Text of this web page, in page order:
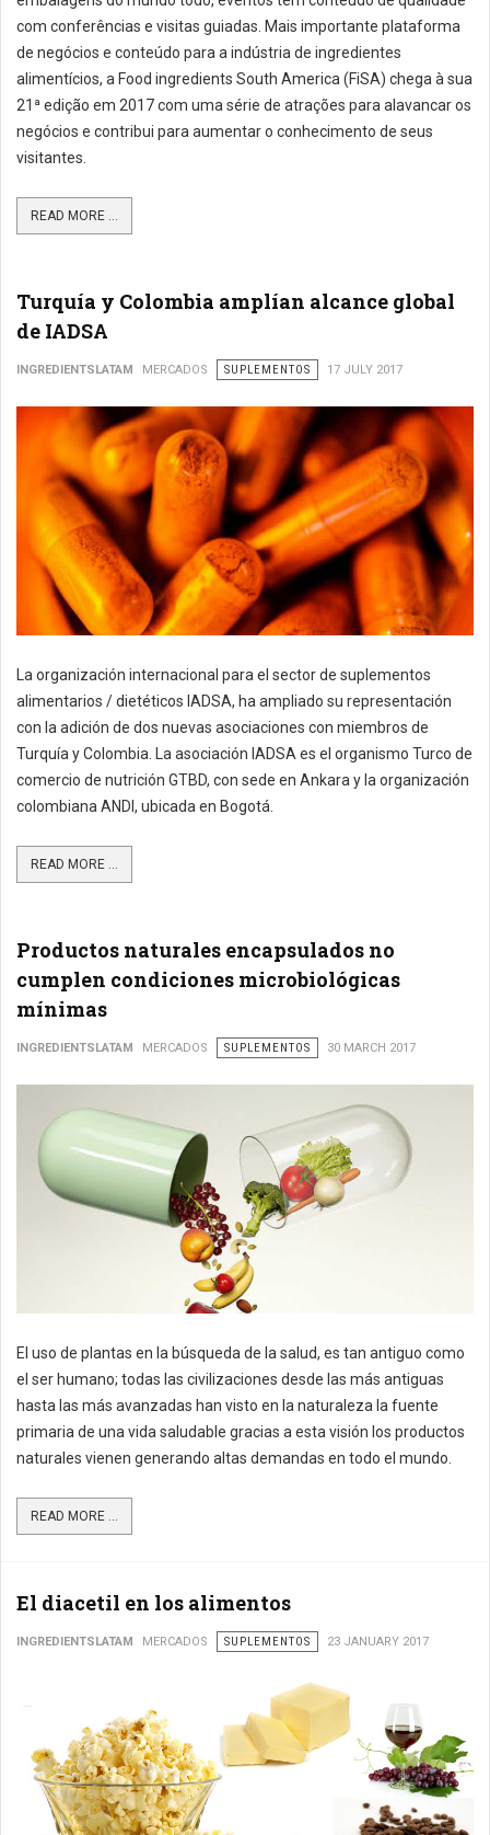
com conferências e visitas guiadas. Mais importante plataforma
de negócios e conteúdo para a indústria de ingredientes
alimentícios, a Food ingredients South America (FiSA) chega à sua
21ª edição em 2017 com uma série de atrações para alavancar os
negócios e contribui para aumentar o conhecimento de seus
visitantes.
READ MORE ...
Turquía y Colombia amplían alcance global
de IADSA
INGREDIENTSLATAM MERCADOS SUPLEMENTOS 17 JULY 2017
La organización internacional para el sector de suplementos
alimentarios / dietéticos IADSA, ha ampliado su representación
con la adición de dos nuevas asociaciones con miembros de
Turquía y Colombia. La asociación IADSA es el organismo Turco de
comercio de nutrición GTBD, con sede en Ankara y la organización
colombiana ANDI, ubicada en Bogotá.
READ MORE ...
Productos naturales encapsulados no
cumplen condiciones microbiológicas
mínimas
INGREDIENTSLATAM MERCADOS SUPLEMENTOS 30 MARCH 2017
El uso de plantas en la búsqueda de la salud, es tan antiguo como
el ser humano; todas las civilizaciones desde las más antiguas
hasta las más avanzadas han visto en la naturaleza la fuente
primaria de una vida saludable gracias a esta visión los productos
naturales vienen generando altas demandas en todo el mundo.
READ MORE ...
El diacetil en los alimentos
INGREDIENTSLATAM MERCADOS SUPLEMENTOS 23 JANUARY 2017